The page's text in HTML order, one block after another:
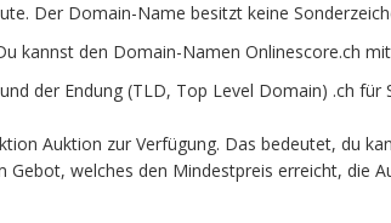
Der Domain-Name besitzt keine
kannst den Domain-Namen Onlinescore.ch
der Endung (TLD, Top Level Domain) .ch für
Auktion zur Verfügung. Das bedeutet, du
welches den Mindestpreis erreicht, die